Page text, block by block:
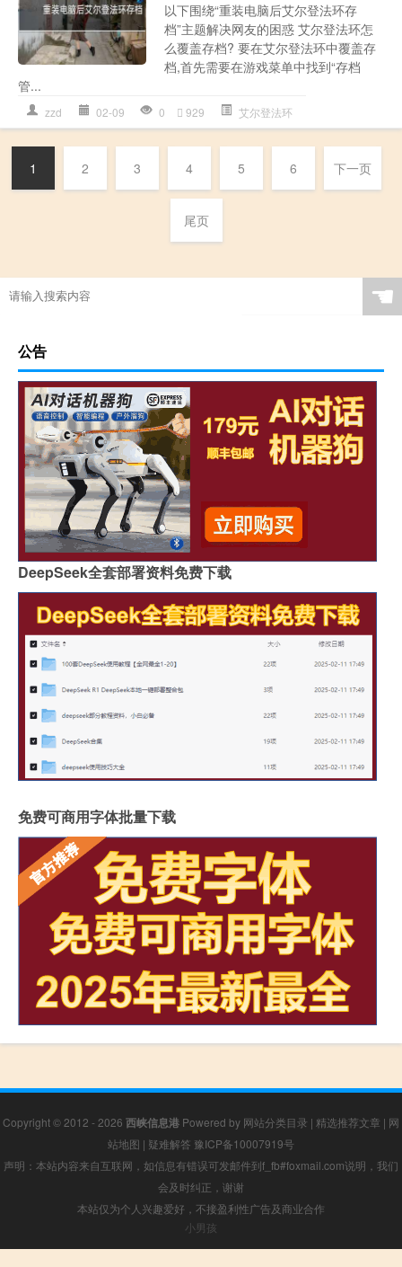
以下围绕“重装电脑后艾尔登法环存
档”主题解决网友的困惑 艾尔登法环怎
么覆盖存档? 要在艾尔登法环中覆盖存
档,首先需要在游戏菜单中找到“存档
管...
zzd 02-09 0 929 艾尔登法环
1 2 3 4 5 6 下一页
尾页
☚
公告
DeepSeek全套部署资料免费下载
免费可商用字体批量下载
Copyright © 2012 - 2026 西峡信息港 Powered by 网站分类目录 | 精选推荐文章 | 网
站地图 | 疑难解答 豫ICP备10007919号
声明：本站内容来自互联网，如信息有错误可发邮件到f_fb#foxmail.com说明，我们
会及时纠正，谢谢
本站仅为个人兴趣爱好，不接盈利性广告及商业合作
小男孩